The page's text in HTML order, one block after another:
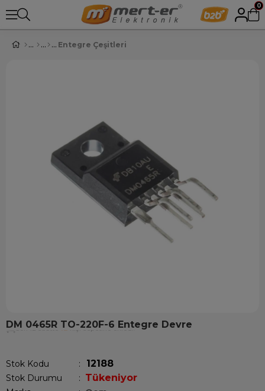
0
Entegre Çeşitleri
DM 0465R TO-220F-6 Entegre Devre
Stok Kodu 12188
Stok Durumu : Tükeniyor